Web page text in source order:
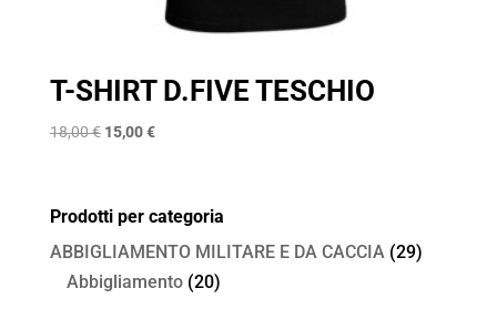
T-SHIRT D.FIVE TESCHIO
18,00€ Il
era:
15,00€Il
Prodotti per categoria
ABBIGLIAMENTO MILITARE E DA CACCIA (29)
Abbigliamento (20)